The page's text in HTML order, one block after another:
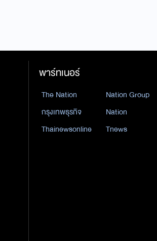
พาร์ทเนอร์
The Nation Nation Group
กรุงเทพธุรกิจ
Nation
Thainewsonline
Tnews